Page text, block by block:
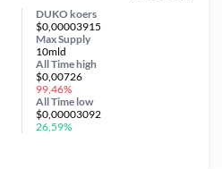
DUKO koers
$0,00003915
Max Supply
10mld
All Timehigh
$0,00726
99,46%
All Time low
$0,00003092
26,59%